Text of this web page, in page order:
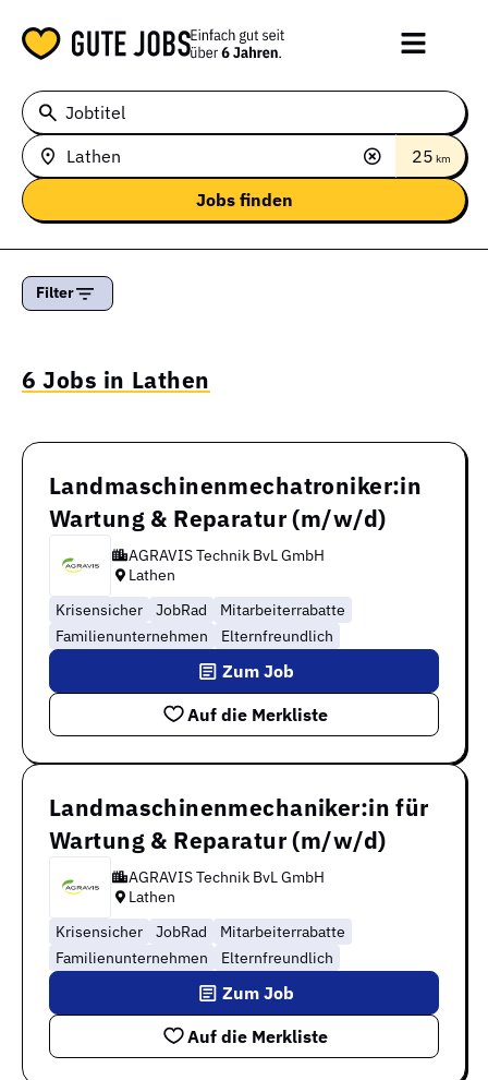
Jobtitel
25 km
Filter
6 Jobs in Lathen
Landmaschinenmechatroniker:in
Wartung & Reparatur (m/w/d)
AGRAVIS Technik BvL GmbH
Lathen
Krisensicher
JobRad
Mitarbeiterrabatte
Familienunternehmen
Elternfreundlich
Auf die Merkliste
Zum Job
Landmaschinenmechaniker:in für
Wartung & Reparatur (m/w/d)
AGRAVIS Technik BvL GmbH
Lathen
Krisensicher
JobRad
Mitarbeiterrabatte
Familienunternehmen
Elternfreundlich
Auf die Merkliste
Zum Job